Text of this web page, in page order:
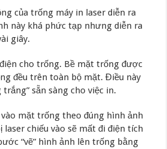
của trống máy in laser diễn ra
này khá phức tạp nhưng diễn ra
giây.
cho trống. Bề mặt trống được
đều trên toàn bộ mặt. Điều này
sẵn sàng cho việc in.
vào mặt trống theo đúng hình ảnh
chiếu vào sẽ mất đi điện tích
“vẽ” hình ảnh lên trống bằng